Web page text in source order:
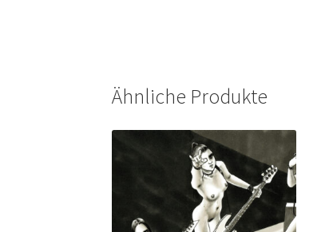
Ähnliche Produkte